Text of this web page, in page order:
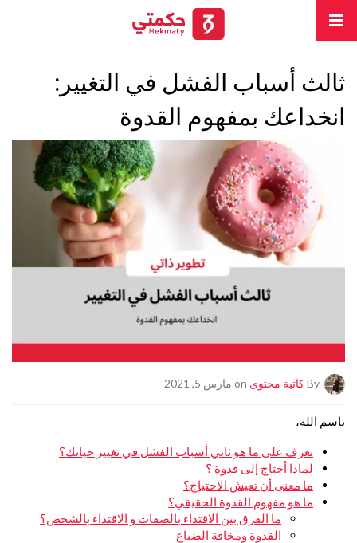
ثالث أسباب الفشل في التغيير:
انخداعك بمفهوم القدوة
Byكاتبة محتوى
باسم الله،
تعرف على ما هو ثاني أسباب الفشل في تغيير حياتك؟
لماذا أحتاج إلى قدوة ؟
ما معنى أن تعيش الاحتياج؟
ما هو مفهوم القدوة الحقيقي؟
ما الفرق بين الاقتداء بالصفات و الاقتداء بالشخص؟
القدوة ومخافة الضياع